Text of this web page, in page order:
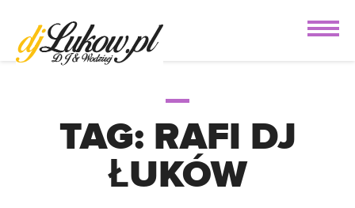
TAG: RAFI DJ
ŁUKÓW